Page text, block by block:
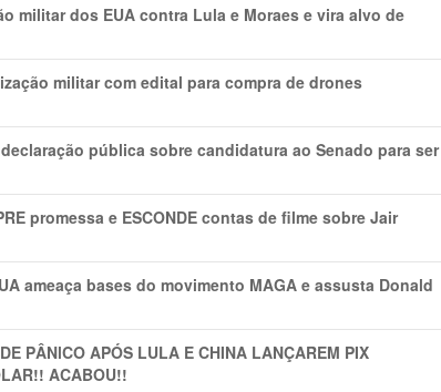
militar dos EUA contra Lula e Moraes e vira alvo de
militar com edital para compra de drones
pública sobre candidatura ao Senado para ser
promessa e ESCONDE contas de filme sobre Jair
ameaça bases do movimento MAGA e assusta Donald
PÂNlCO APÓS LULA E CHINA LANÇAREM PIX
ACABOU!!